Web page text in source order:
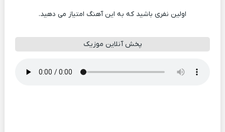
اولین نفری باشید که به این آهنگ امتیاز می دهید.
پخش آنلاین موزیک